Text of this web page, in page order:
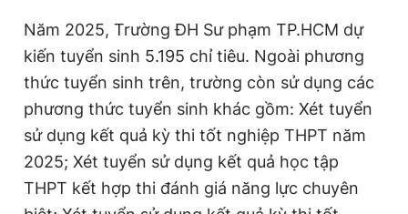
Năm 2025, Trường ĐH Sư phạm TP.HCM dự
kiến tuyển sinh 5.195 chỉ tiêu. Ngoài phương
thức tuyển sinh trên, trường còn sử dụng các
phương thức tuyển sinh khác gồm: Xét tuyển
sử dụng kết quả kỳ thi tốt nghiệp THPT năm
2025; Xét tuyển sử dụng kết quả học tập
THPT kết hợp thi đánh giá năng lực chuyên